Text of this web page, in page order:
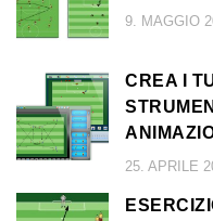
9. MAGGIO
CREA I
25. APRILE